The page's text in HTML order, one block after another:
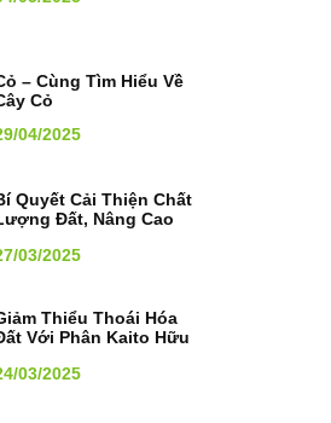
– Cùng Tìm Hiểu Về
Cỏ
04/2025
Quyết Cải Thiện Chất
Đất, Nâng Cao
03/2025
Thiểu Thoái Hóa
Với Phân Kaito Hữu
03/2025